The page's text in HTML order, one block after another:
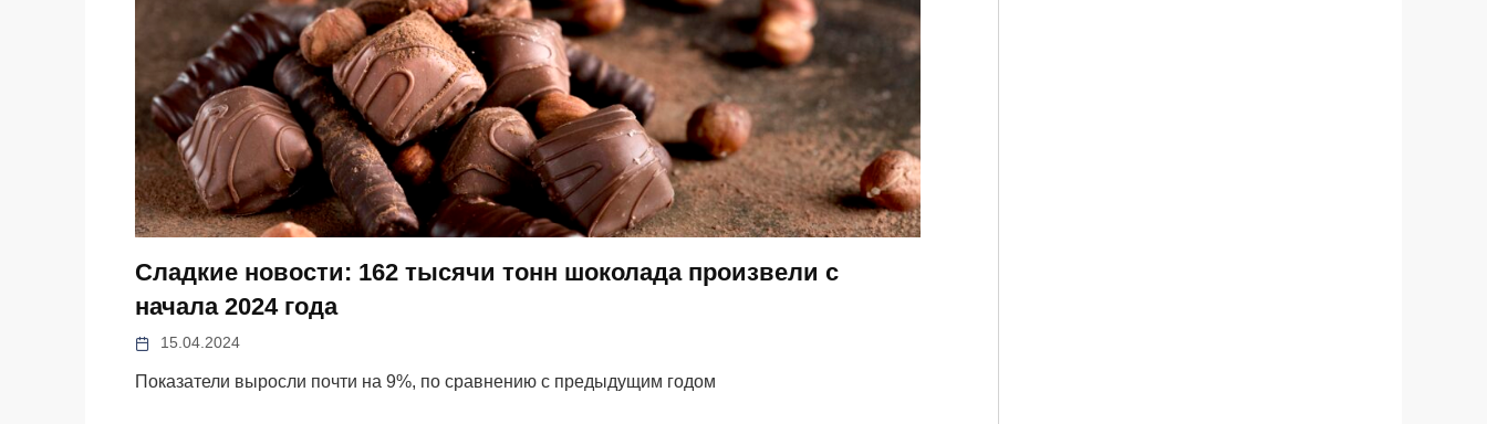
Сладкие новости: 162 тысячи тонн шоколада произвели с
начала 2024 года
15.04.2024
Показатели выросли почти на 9%, по сравнению с предыдущим годом